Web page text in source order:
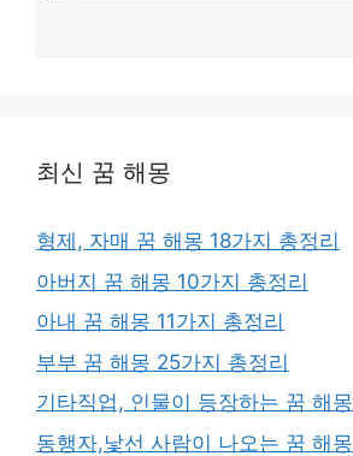
최신 꿈 해몽
형제, 자매 꿈 해몽 18가지 총정리
아버지 꿈 해몽 10가지 총정리
아내 꿈 해몽 11가지 총정리
부부 꿈 해몽 25가지 총정리
기타직업, 인물이 등장하는 꿈 해
동행자,낯선 사람이 나오는 꿈 해